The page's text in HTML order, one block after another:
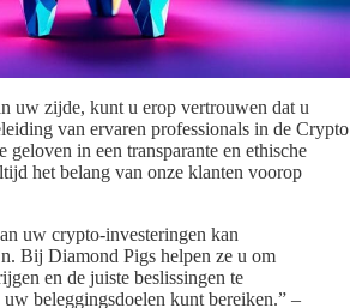
uw zijde, kunt u erop vertrouwen dat u
van ervaren professionals in de Crypto
geloven in een transparante en ethische
het belang van onze klanten voorop
uw crypto-investeringen kan
Bij Diamond Pigs helpen ze u om
en de juiste beslissingen te
uw beleggingsdoelen kunt bereiken.” –